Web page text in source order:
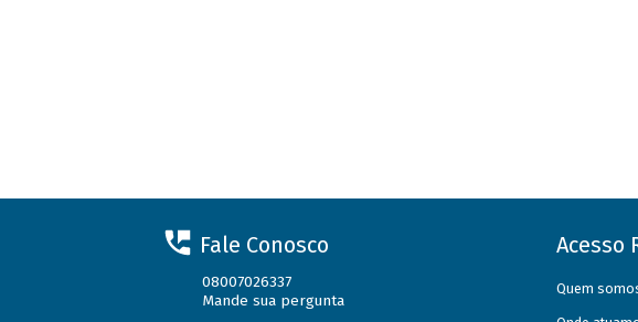
Fale Conosco
08007026337
Mande sua pergunta
Acesso
Quem